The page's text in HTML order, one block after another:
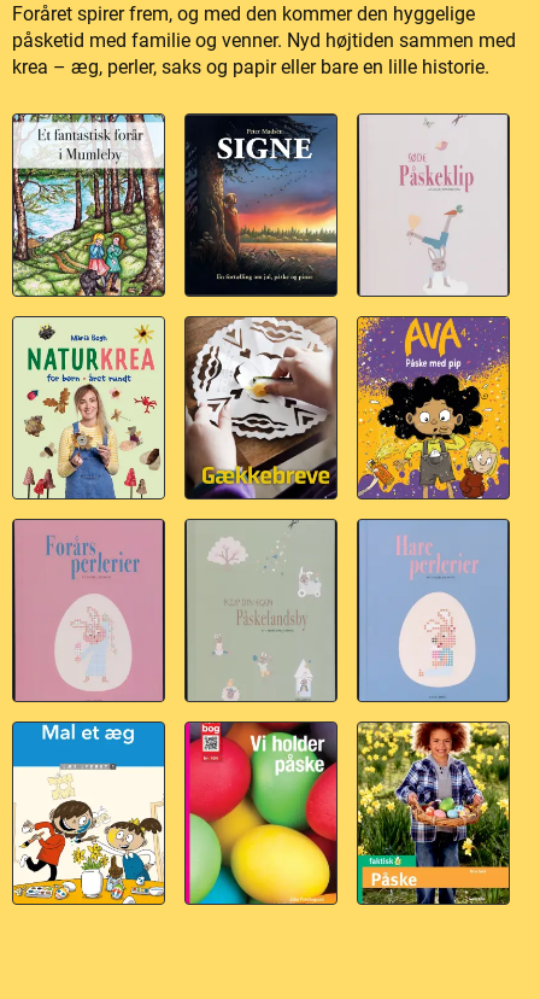
Foråret spirer frem, og med den kommer den hyggelige
påsketid med familie og venner. Nyd højtiden sammen med
krea – æg, perler, saks og papir eller bare en lille historie.